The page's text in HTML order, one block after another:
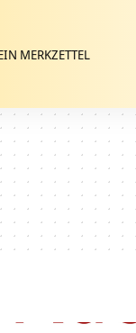
MERKZETTEL